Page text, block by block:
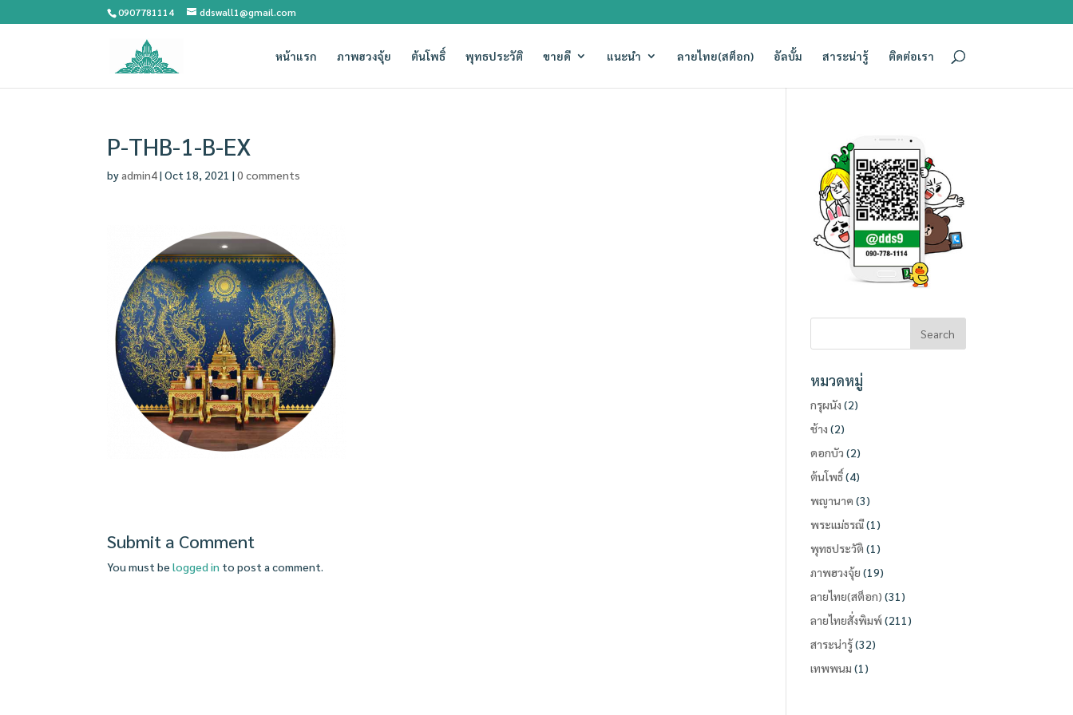
0907781114 ddswall1@gmail.com
หน้าแรก ภาพฮวงจุ้ย ต้นโพธิ์ พุทธประวัติ ขายดี แนะนำ ลายไทย(สต็อก) อัลบั้ม สาระน่ารู้ ติดต่อเรา
P-THB-1-B-EX
byadmin4|Oct 18, 2021 |0 comments
Submit a Comment
You must belogged in to post a comment.
หมวดหมู่
กรุผนัง (2)
ช้าง (2)
ดอกบัว (2)
ต้นโพธิ์(4)
พญานาค (3)
พระแม่ธรณี(1)
พุทธประวัติ (1)
ภาพฮวงจุ้ย (19)
ลายไทย(สต็อก) (31)
ลายไทยสั่งพิมพ์ (211)
สาระน่ารู้(32)
เทพพนม (1)